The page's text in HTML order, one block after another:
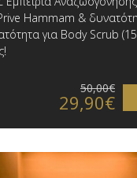
Hammam &
για Body Scrub
50,00€
29,90€